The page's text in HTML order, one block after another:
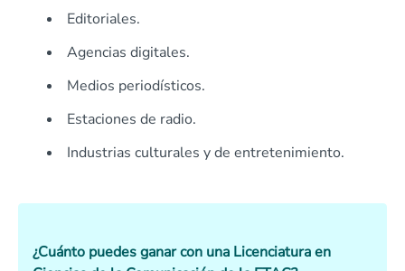
Editoriales.
Agencias digitales.
Medios periodísticos.
Estaciones de radio.
Industrias culturales y de entretenimiento.
¿Cuánto puedes ganar con una Licenciatura en